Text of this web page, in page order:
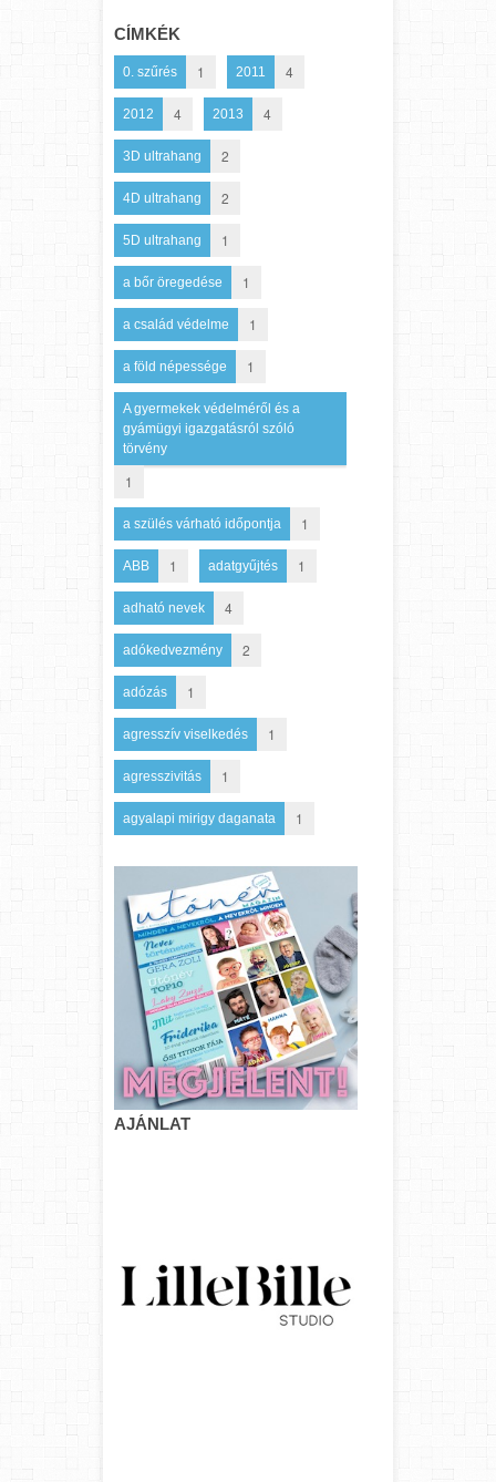
CÍMKÉK
0. szűrés 1 2011 4
2012 4 2013 4
3D ultrahang 2
4D ultrahang 2
5D ultrahang 1
a bőr öregedése 1
a család védelme 1
a föld népessége 1
A gyermekek védelméről és a
gyámügyi igazgatásról szóló
törvény
1
a szülés várható időpontja 1
ABB 1 adatgyűjtés 1
adható nevek 4
adókedvezmény 2
adózás 1
agresszív viselkedés 1
agresszivitás 1
agyalapi mirigy daganata 1
AJÁNLAT